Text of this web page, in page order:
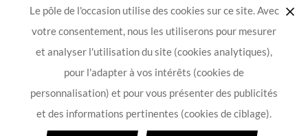
Le pôle de l'occasion utilise des cookies sur ce site. Avec
votre consentement, nous les utiliserons pour mesurer
et analyser l'utilisation du site (cookies analytiques),
pour l'adapter à vos intérêts (cookies de
personnalisation) et pour vous présenter des publicités
et des informations pertinentes (cookies de ciblage).